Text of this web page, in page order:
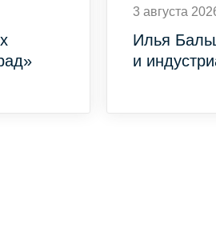
3 августа
Илья
и